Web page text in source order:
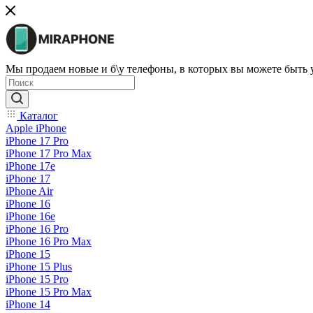
Мы продаем новые и б\у телефоны, в которых вы можете быть
Каталог
Apple iPhone
iPhone 17 Pro
iPhone 17 Pro Max
iPhone 17e
iPhone 17
iPhone Air
iPhone 16
iPhone 16e
iPhone 16 Pro
iPhone 16 Pro Max
iPhone 15
iPhone 15 Plus
iPhone 15 Pro
iPhone 15 Pro Max
iPhone 14